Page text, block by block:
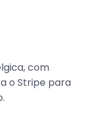
com
o Stripe para